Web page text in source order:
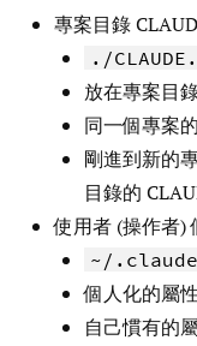
專案目錄
./
放在專案目
同一個專案
剛進到新的
目錄的
使用者 (操作者)
~/.claude/
個人化的屬
自己慣有的